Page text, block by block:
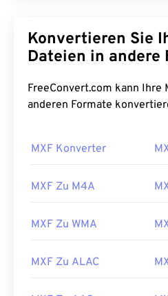
Konvertieren Sie Ihre
Dateien in andere
FreeConvert.com kann Ihre MXF -Dateien in diese
anderen Formate
MXF Konverter
MXF Zu M4A
MXF Zu WMA
MXF Zu ALAC